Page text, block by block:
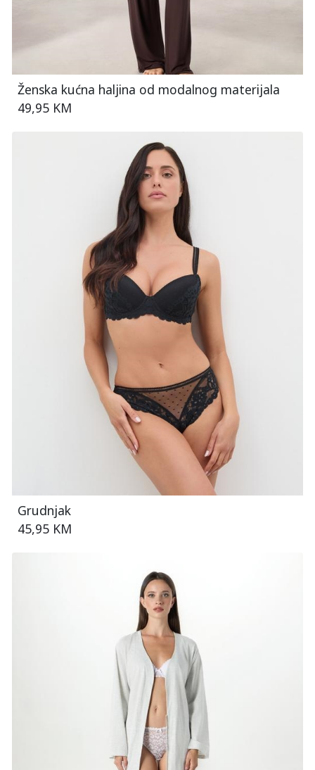
Ženska kućna haljina od modalnog materijala
49,95 KM
Grudnjak
45,95 KM